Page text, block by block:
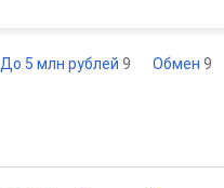
До 5 млн рублей 9 Обмен 9